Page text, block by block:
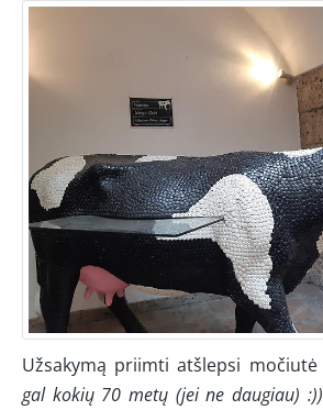
Užsakymą priimti atšlepsi močiutė
gal kokių 70 metų (jei ne daugiau) :))